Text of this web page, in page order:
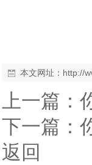
本文网址： http://
上一篇：
下一篇：
返回